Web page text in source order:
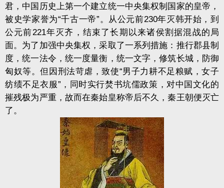
君，中国历史上第一个建立统一中央集权制国家的皇帝，
被史学家誉为“千古一帝”。从公元前230年灭韩开始，到
公元前221年灭齐，结束了长期以来诸侯割据混战的局
面。为了加强中央集权，采取了一系列措施：推行郡县制
度，统一法令，统一度量衡，统一文字，修筑长城，防御
匈奴等。但因刑法苛虐，致使“男子力耕不足粮赋，女子
纺绩不足衣服”，同时实行焚书坑儒政策，对中国文化的
摧残极为严重，故而在秦始皇称帝后不久，秦王朝便灭亡
了。